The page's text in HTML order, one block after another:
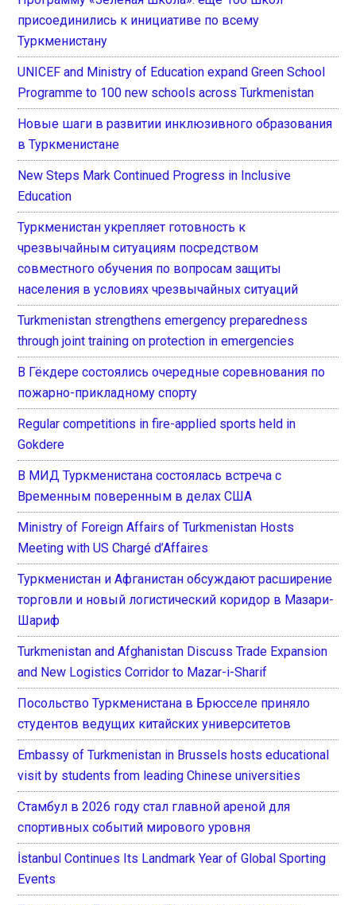
присоединились к инициативе по всему
Туркменистану
UNICEF and Ministry of Education expand Green School
Programme to 100 new schools across Turkmenistan
Новые шаги в развитии инклюзивного образования
в Туркменистане
New Steps Mark Continued Progress in Inclusive
Education
Туркменистан укрепляет готовность к
чрезвычайным ситуациям посредством
совместного обучения по вопросам защиты
населения в условиях чрезвычайных ситуаций
Turkmenistan strengthens emergency preparedness
through joint training on protection in emergencies
В Гёкдере состоялись очередные соревнования по
пожарно-прикладному спорту
Regular competitions in fire-applied sports held in
Gokdere
В МИД Туркменистана состоялась встреча с
Временным поверенным в делах США
Ministry of Foreign Affairs of Turkmenistan Hosts
Meeting with US Chargé d’Affaires
Туркменистан и Афганистан обсуждают расширение
торговли и новый логистический коридор в Мазари-
Шариф
Turkmenistan and Afghanistan Discuss Trade Expansion
and New Logistics Corridor to Mazar-i-Sharif
Посольство Туркменистана в Брюсселе приняло
студентов ведущих китайских университетов
Embassy of Turkmenistan in Brussels hosts educational
visit by students from leading Chinese universities
Стамбул в 2026 году стал главной ареной для
спортивных событий мирового уровня
İstanbul Continues Its Landmark Year of Global Sporting
Events